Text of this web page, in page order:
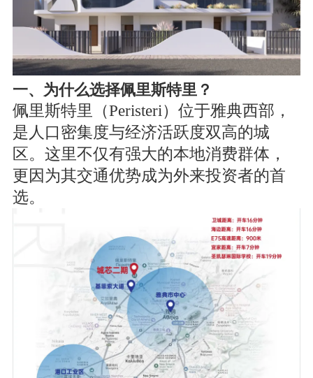
一、为什么选择佩里斯特里？
佩里斯特里（Peristeri）位于雅典西部，
是人口密集度与经济活跃度双高的城
区。这里不仅有强大的本地消费群体，
更因为其交通优势成为外来投资者的首
选。